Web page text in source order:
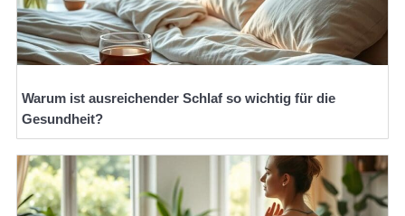
Warum ist ausreichender Schlaf so wichtig für die
Gesundheit?